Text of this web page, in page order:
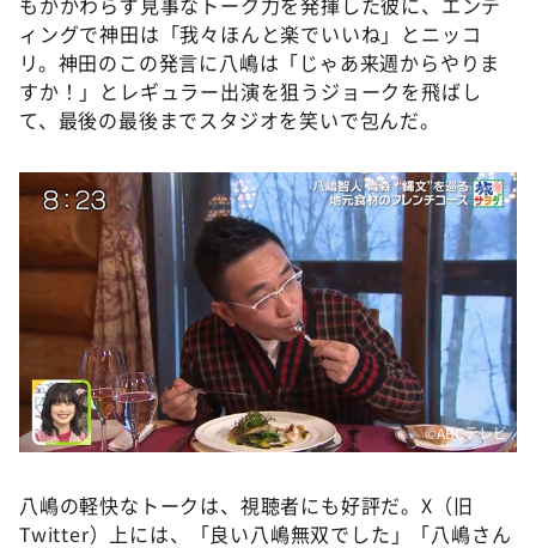
ィングで神田は「我々ほんと楽でいいね」とニッコ
リ。神田のこの発言に八嶋は「じゃあ来週からやりま
すか！」とレギュラー出演を狙うジョークを飛ばし
て、最後の最後までスタジオを笑いで包んだ。
©️ABCテレビ
八嶋の軽快なトークは、視聴者にも好評だ。X（旧
Twitter）上には、「良い八嶋無双でした」「八嶋さん